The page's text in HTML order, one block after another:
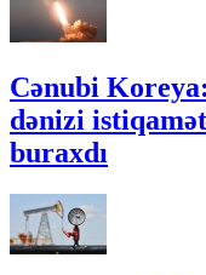
Cənubi
dənizi
buraxdı